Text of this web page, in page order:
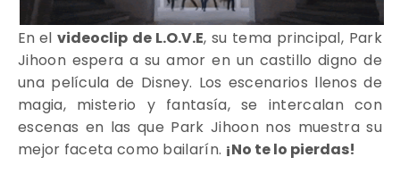
En el videoclip de L.O.V.E, su tema principal, Park
Jihoon espera a su amor en un castillo digno de
una película de Disney. Los escenarios llenos de
magia, misterio y fantasía, se intercalan con
escenas en las que Park Jihoon nos muestra su
mejor faceta como bailarín. ¡No te lo pierdas!